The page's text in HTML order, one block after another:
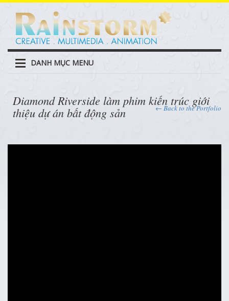
DANH MỤC MENU
Diamond Riverside làm phim kiến trúc giới
thiệu dự án bất động sản
← Back to the Portfolio